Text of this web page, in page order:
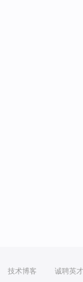
技术博客 诚聘英才